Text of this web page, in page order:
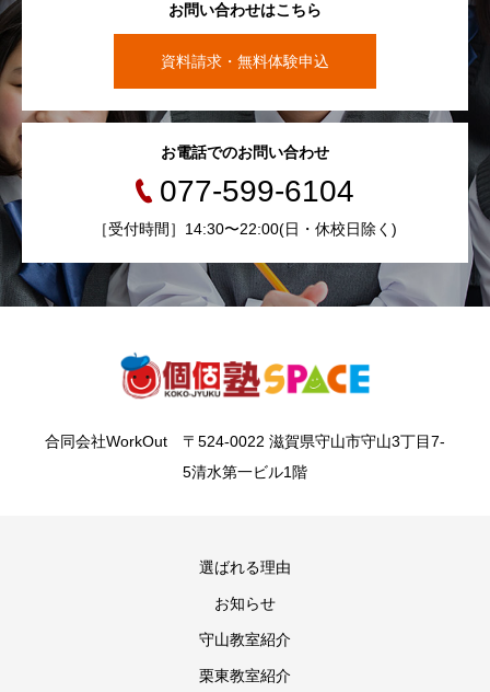
お問い合わせはこちら
資料請求・無料体験申込
お電話でのお問い合わせ
077-599-6104
［受付時間］14:30〜22:00(日・休校日除く)
合同会社WorkOut 〒524-0022 滋賀県守山市守山3丁目7-
5清水第一ビル1階
選ばれる理由
お知らせ
守山教室紹介
栗東教室紹介